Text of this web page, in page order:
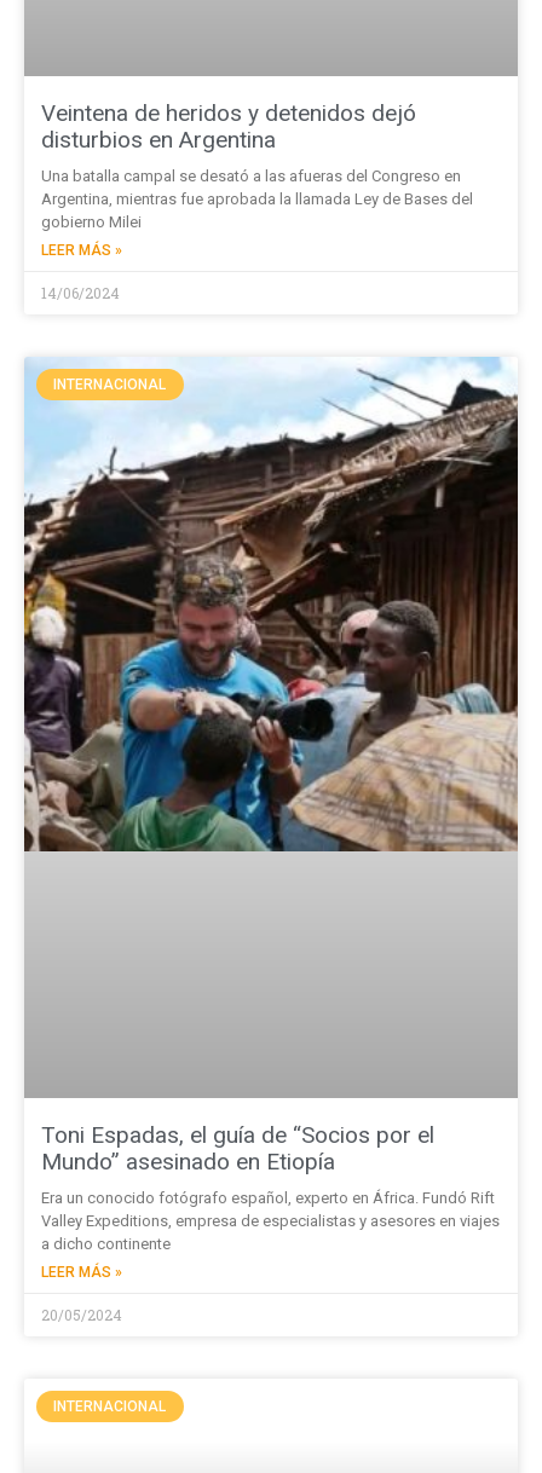
Veintena de heridos y detenidos dejó
disturbios en Argentina
Una batalla campal se desató a las afueras del Congreso en
Argentina, mientras fue aprobada la llamada Ley de Bases del
gobierno Milei
LEER MÁS »
14/06/2024
INTERNACIONAL
Toni Espadas, el guía de “Socios por el
Mundo” asesinado en Etiopía
Era un conocido fotógrafo español, experto en África. Fundó Rift
Valley Expeditions, empresa de especialistas y asesores en viajes
a dicho continente
LEER MÁS »
20/05/2024
INTERNACIONAL